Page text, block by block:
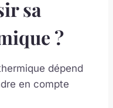
sa
?
dépend
en compte